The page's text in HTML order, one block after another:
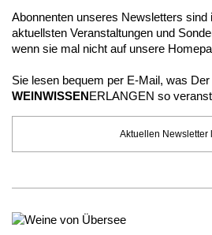
Abonnenten unseres Newsletters sind
aktuellsten Veranstaltungen und
wenn sie mal nicht auf unsere
Sie lesen bequem per E-Mail, was
WEINWISSENERLANGEN so
Aktuellen Newsletter